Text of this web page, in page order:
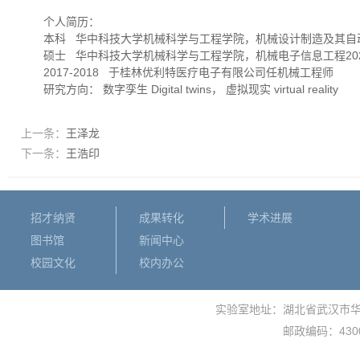
个人简历：
本科 华中科技大学机械科学与工程学院，机械设计制造及其自
硕士 华中科技大学机械科学与工程学院，机械电子信息工程
2017-2018 于桂林优利特医疗电子有限公司任机械工程师
研究方向： 数字孪生 Digital twins， 虚拟现实 virtual reality
上一条： 王泽龙
下一条： 王浩印
招才纳贤
图书馆
校园文化
成果转化
新闻中心
校内办公
学术进展
实验室地址：湖北省武汉市
邮政编码：